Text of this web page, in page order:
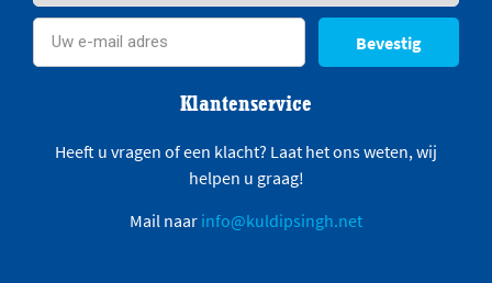
Bevestig
Klantenservice
Heeft u vragen of een klacht? Laat het ons weten, wij
helpen u graag!
Mail naar info@kuldipsingh.net